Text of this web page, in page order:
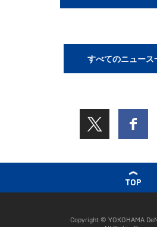
すべてのニュース
TOP
Copyright © YOKOHAMA